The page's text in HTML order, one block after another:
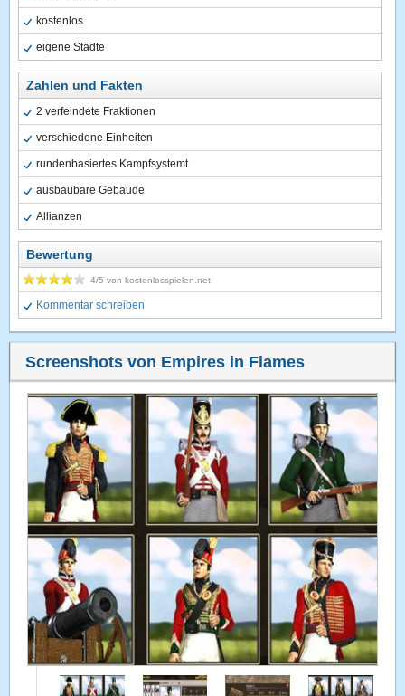
kostenlos
eigene Städte
Zahlen und Fakten
2 verfeindete Fraktionen
verschiedene Einheiten
rundenbasiertes Kampfsystemt
ausbaubare Gebäude
Allianzen
Bewertung
4/5 vonkostenlosspielen.net
Kommentar schreiben
Screenshots von Empires in Flames